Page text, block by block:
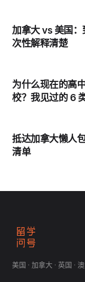
加拿大 vs 美国
次性解释清楚
为什么现在的高
校？我见过的 6
抵达加拿大懒人
清单
美国 · 加拿大 · 英国 ·